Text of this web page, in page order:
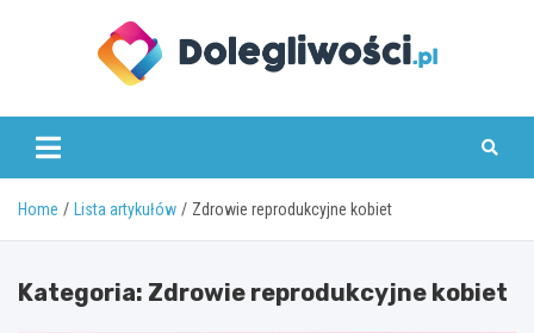
dolegliwosci.pl
Home Lista artykułów Zdrowie reprodukcyjne kobiet
Kategoria: Zdrowie reprodukcyjne kobiet